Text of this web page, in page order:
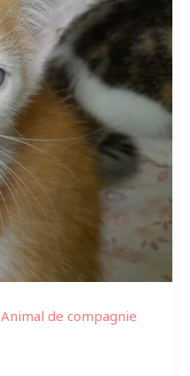
Animal de compagnie